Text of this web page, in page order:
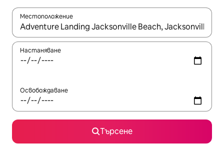
Местоположение
Когато резултатите се покажат, използвайте
Настаняване
Освобождаване
Търсене